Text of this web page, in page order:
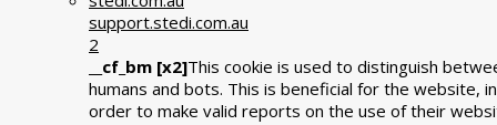
support.stedi.com.au
2
__cf_bm [x2]This cookie is used to distinguish
humans and bots. This is beneficial for the website, in
order to make valid reports on the use of their